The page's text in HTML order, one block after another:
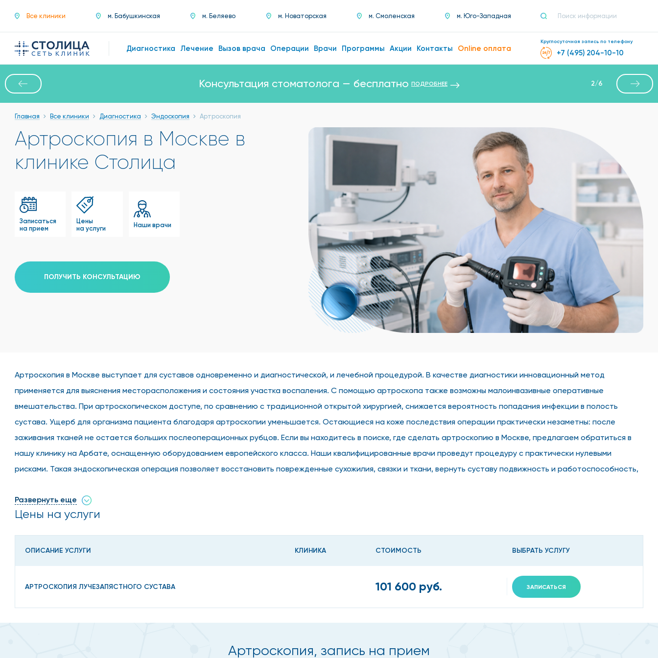
Все клиники м. Бабушкинская м. Беляево м. Новаторская м. Смоленская м. Юго-Западная
Диагностика Лечение Вызов врача Операции Врачи Программы Акции Контакты Online оплата
Круглосуточная запись по телефону
+7 (495) 204-10-10
Консультация стоматолога — бесплатно ПОДРОБНЕЕ 2/6
Главная Все клиники Диагностика Эндоскопия Артроскопия
Артроскопия в Москве в
клинике Столица
Записаться
на прием
Цены
на услуги
Наши врачи
ПОЛУЧИТЬ КОНСУЛЬТАЦИЮ
Артроскопия в Москве выступает для суставов одновременно и диагностической, и лечебной процедурой. В качестве диагностики инновационный метод
применяется для выяснения месторасположения и состояния участка воспаления. С помощью артроскопа также возможны малоинвазивные оперативные
вмешательства. При артроскопическом доступе, по сравнению с традиционной открытой хирургией, снижается вероятность попадания инфекции в полость
сустава. Ущерб для организма пациента благодаря артроскопии уменьшается. Остающиеся на коже последствия операции практически незаметны: после
заживания тканей не остается больших послеоперационных рубцов. Если вы находитесь в поиске, где сделать артроскопию в Москве, предлагаем обратиться в
нашу клинику на Арбате, оснащенную оборудованием европейского класса. Наши квалифицированные врачи проведут процедуру с практически нулевыми
рисками. Такая эндоскопическая операция позволяет восстановить поврежденные сухожилия, связки и ткани, вернуть суставу подвижность и работоспособность,
Артроскопическая процедура диагностирования суставных патологий и их лечения отличается множеством достоинств:
Развернуть еще
Цены на услуги
ОПИСАНИЕ УСЛУГИ КЛИНИКА СТОИМОСТЬ ВЫБРАТЬ УСЛУГУ
АРТРОСКОПИЯ ЛУЧЕЗАПЯСТНОГО СУСТАВА 101 600 руб. ЗАПИСАТЬСЯ
Артроскопия, запись на прием